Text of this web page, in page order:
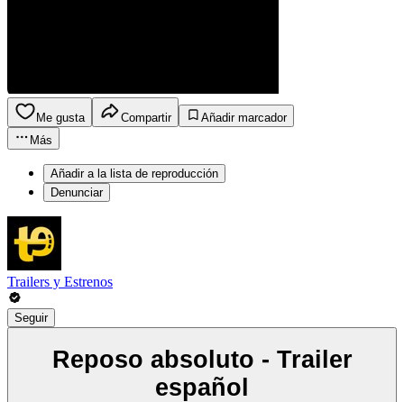
Me gusta Compartir
Añadir marcador
Más
Añadir a la lista de reproducción
Denunciar
Trailers y Estrenos
Seguir
Reposo absoluto - Trailer
español